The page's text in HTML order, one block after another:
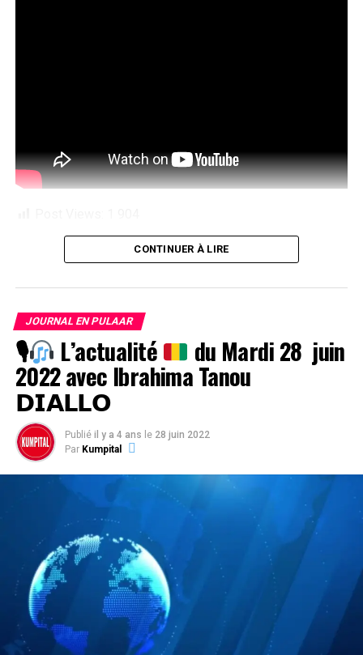
CONTINUER À LIRE
JOURNAL EN PULAAR
🎙 L’actualité du Mardi 28 juin
2022 avec Ibrahima Tanou
𝗗𝗜𝗔𝗟𝗟𝗢
Publié il y a 4 ans le 28 juin 2022
Par Kumpital